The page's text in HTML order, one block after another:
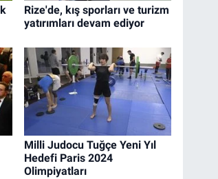
Rize'de, kış sporları ve turizm
yatırımları devam ediyor
Milli Judocu Tuğçe Yeni Yıl
Hedefi Paris 2024
Olimpiyatları